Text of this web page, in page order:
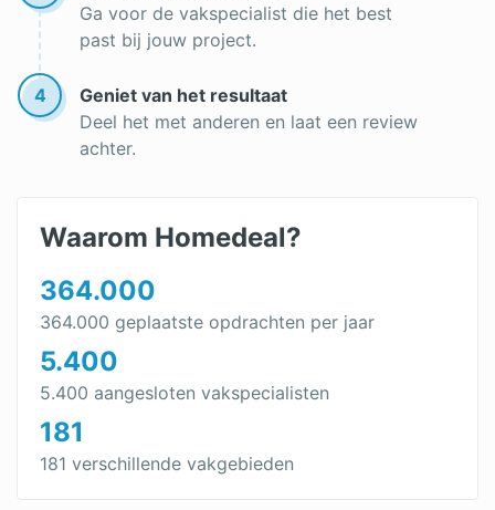
Ga voor de vakspecialist die het best
past bij jouw project.
4
Geniet van het resultaat
Deel het met anderen en laat een review
achter.
Waarom Homedeal?
364.000
364.000 geplaatste opdrachten per jaar
5.400
5.400 aangesloten vakspecialisten
181
181 verschillende vakgebieden